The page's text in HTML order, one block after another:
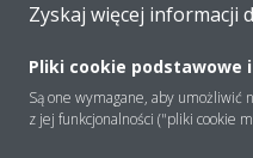
Produkty
Zyskaj więcej informacji
Pliki cookie podstawowe
Są one wymagane, aby umożliwić
z jej funkcjonalności ("pliki cookie